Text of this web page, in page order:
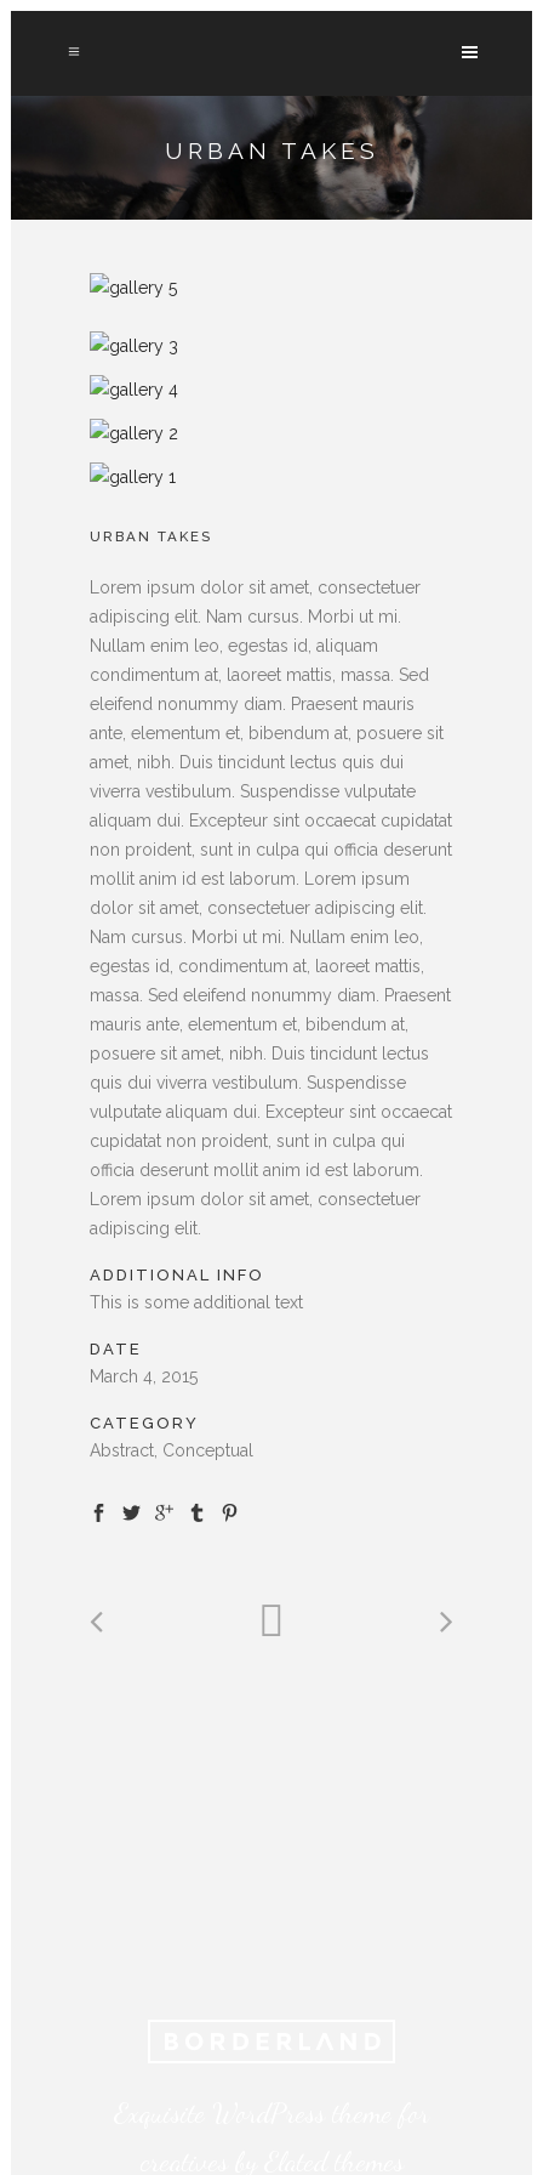
URBAN TAKES
URBAN TAKES
Lorem ipsum dolor sit amet, consectetuer
adipiscing elit. Nam cursus. Morbi ut mi.
Nullam enim leo, egestas id, aliquam
condimentum at, laoreet mattis, massa. Sed
eleifend nonummy diam. Praesent mauris
ante, elementum et, bibendum at, posuere sit
amet, nibh. Duis tincidunt lectus quis dui
viverra vestibulum. Suspendisse vulputate
aliquam dui. Excepteur sint occaecat cupidatat
non proident, sunt in culpa qui officia deserunt
mollit anim id est laborum. Lorem ipsum
dolor sit amet, consectetuer adipiscing elit.
Nam cursus. Morbi ut mi. Nullam enim leo,
egestas id, condimentum at, laoreet mattis,
massa. Sed eleifend nonummy diam. Praesent
mauris ante, elementum et, bibendum at,
posuere sit amet, nibh. Duis tincidunt lectus
quis dui viverra vestibulum. Suspendisse
vulputate aliquam dui. Excepteur sint occaecat
cupidatat non proident, sunt in culpa qui
officia deserunt mollit anim id est laborum.
Lorem ipsum dolor sit amet, consectetuer
adipiscing elit.
ADDITIONAL INFO
This is some additional text
DATE
March 4, 2015
CATEGORY
Abstract, Conceptual